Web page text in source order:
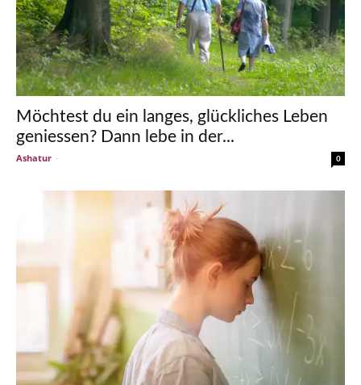
Möchtest du ein langes, glückliches Leben
geniessen? Dann lebe in der...
Ashatur - 0